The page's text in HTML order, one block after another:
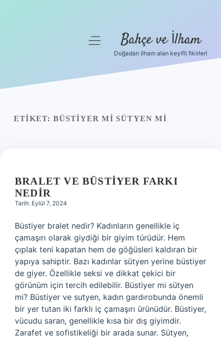
Yasal Uyarı
menüyü
Bahçe ve İlham
Doğadan ilham alan keyifli fikirler!
ETIKET: BÜSTIYER MI SÜTYEN MI
BRALET VE BÜSTIYER FARKI
NEDIR
Tarih: Eylül 7, 2024
Büstiyer bralet nedir? Kadınların genellikle iç
çamaşırı olarak giydiği bir giyim türüdür. Hem
çıplak teni kapatan hem de göğüsleri kaldıran bir
yapıya sahiptir. Bazı kadınlar sütyen yerine büstiyer
de giyer. Özellikle seksi ve dikkat çekici bir
görünüm için tercih edilebilir. Büstiyer mi sütyen
mi? Büstiyer ve sutyen, kadın gardırobunda önemli
bir yer tutan iki farklı iç çamaşırı ürünüdür. Büstiyer,
vücudu saran, genellikle kısa bir dış giyimdir.
Zarafet ve sofistikeliği bir arada sunar. Sütyen,